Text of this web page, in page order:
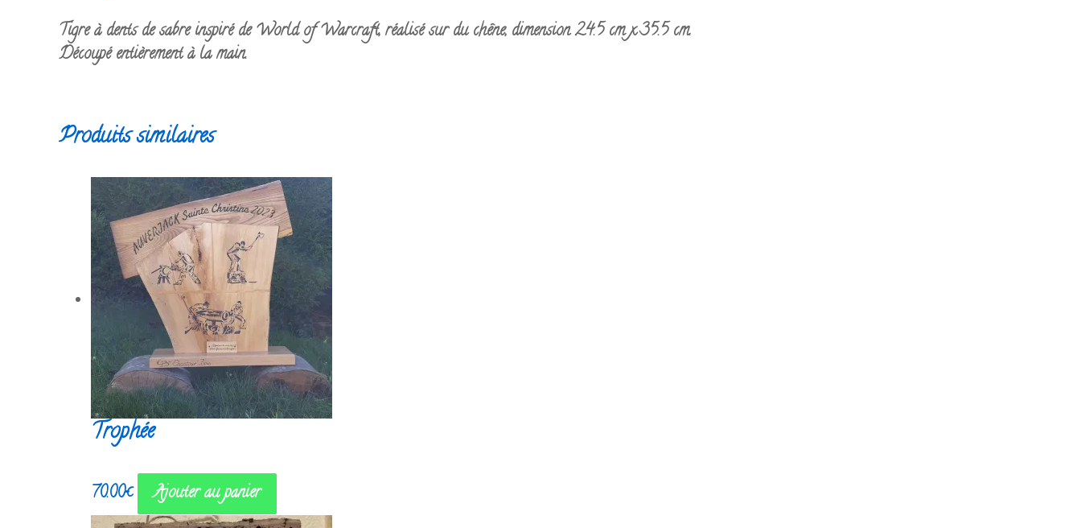
Tigre à dents de sabre inspiré de World of Warcraft, réalisé sur du chêne, dimension 24.5 cm x 35.5 cm.
Découpé entièrement à la main.
Produits similaires
Trophée
70.00€ Ajouter au panier